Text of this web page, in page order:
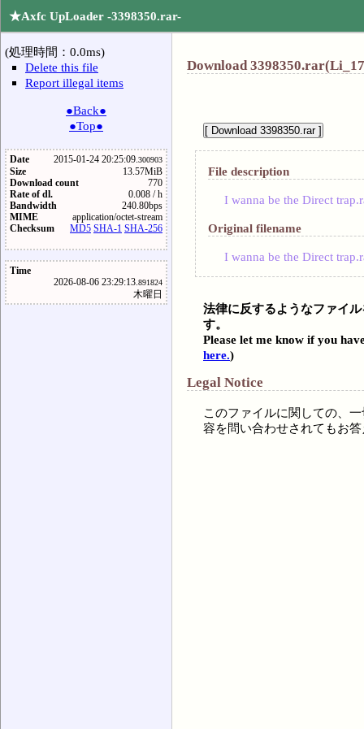
★Axfc UpLoader -3398350.rar-
(処理時間：0.0ms)
Delete this file
Report illegal items
●Back●
●Top●
Date 2015-01-24 20:25:09.300903
Size
13.57MiB
Download count
770
Rate of dl.
0.008 / h
Bandwidth
240.80bps
MIME
application/octet-stream
Checksum
MD5 SHA-1 SHA-256
Time
2026-08-06 23:29:13.891824
木曜日
Download
File description
I wanna be the Direct
Original filename
I wanna be the Direct
法律に反するようなファイ
す。
Please let me know if you
here.)
Legal Notice
このファイルに関しての、
容を問い合わせされてもお